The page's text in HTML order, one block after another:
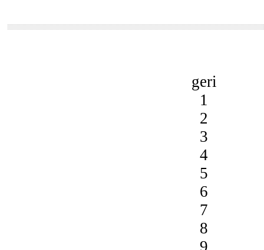
geri
1
2
3
4
5
6
7
8
9